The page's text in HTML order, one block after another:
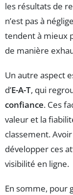
les résultats de
n’est pas à
tendent à mieux
de manière
Un autre aspect
d’E-A-T, qui
confiance. Ces
valeur et la
classement.
développer ces
visibilité en ligne.
En somme, pour